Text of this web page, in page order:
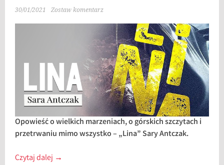
30/01/2021 Zostaw komentarz
Opowieść o wielkich marzeniach, o górskich szczytach i
przetrwaniu mimo wszystko – „Lina” Sary Antczak.
Czytaj dalej →